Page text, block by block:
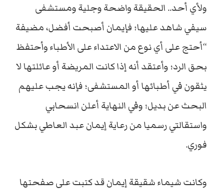
ولأي أحد.. الحقيقة واضحة وجلية ومستشفى
سيفي شاهد عليها؛ فإيمان أصبحت أفضل، مضيفة
“أحتج على أي نوع من الاعتداء على الأطباء وأحتفظ
بحق الرد؛ وأعتقد أنه إذا كانت المريضة أو عائلتها لا
يثقون في أطبائها أو المستشفى؛ فإنه يجب عليهم
البحث عن بديل؛ وفي النهاية أعلن انسحابي
واستقالتي رسميا من رعاية إيمان عبد العاطي بشكل
فوري.
وكانت شيماء شقيقة إيمان قد كتبت على صفحتها